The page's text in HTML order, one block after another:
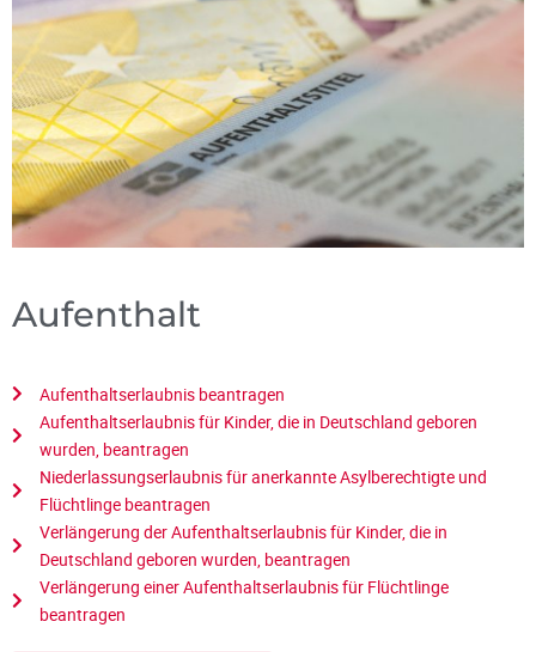
Aufenthalt
Aufenthaltserlaubnis beantragen
Aufenthaltserlaubnis für Kinder, die in Deutschland geboren
wurden, beantragen
Niederlassungserlaubnis für anerkannte Asylberechtigte und
Flüchtlinge beantragen
Verlängerung der Aufenthaltserlaubnis für Kinder, die in
Deutschland geboren wurden, beantragen
Verlängerung einer Aufenthaltserlaubnis für Flüchtlinge
beantragen